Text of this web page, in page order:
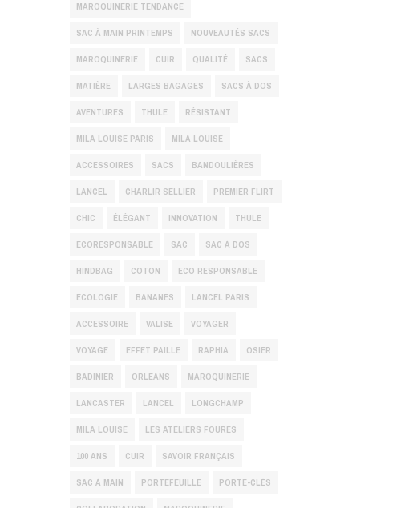
MAROQUINERIE TENDANCE
SAC À MAIN PRINTEMPS NOUVEAUTÉS SACS
MAROQUINERIE CUIR QUALITÉ SACS
MATIÈRE LARGES BAGAGES SACS À DOS
AVENTURES THULE RÉSISTANT
MILA LOUISE PARIS MILA LOUISE
ACCESSOIRES SACS BANDOULIÈRES
LANCEL CHARLIR SELLIER PREMIER FLIRT
CHIC ÉLÉGANT INNOVATION THULE
ECORESPONSABLE SAC SAC À DOS
HINDBAG COTON ECO RESPONSABLE
ECOLOGIE BANANES LANCEL PARIS
ACCESSOIRE VALISE VOYAGER
VOYAGE EFFET PAILLE RAPHIA OSIER
BADINIER ORLEANS MAROQUINERIE
LANCASTER LANCEL LONGCHAMP
MILA LOUISE LES ATELIERS FOURES
100 ANS CUIR SAVOIR FRANÇAIS
SAC À MAIN PORTEFEUILLE PORTE-CLÉS